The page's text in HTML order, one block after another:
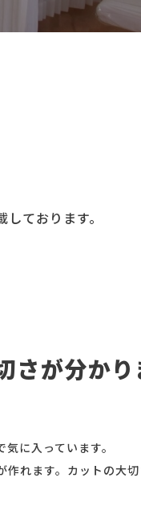
ております。
さが分かり
に入っています。
作れます。カットの大切